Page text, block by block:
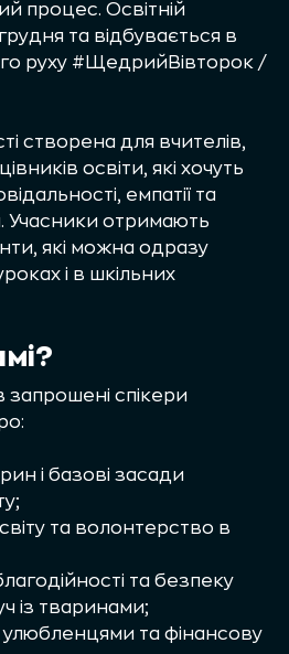
процес. Освітній
та відбувається в
руху #ЩедрийВівторок /
створена для вчителів,
освіти, які хочуть
емпатії та
Учасники отримають
які можна одразу
і в шкільних
запрошені спікери
і базові засади
та волонтерство в
та безпеку
із тваринами;
улюбленцями та фінансову